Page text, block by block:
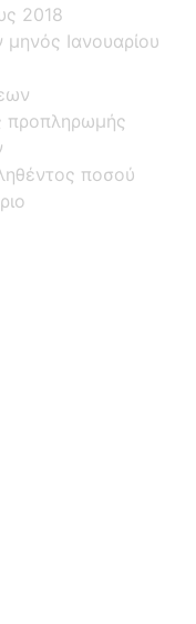
2018
Ιανουαρίου
προπληρωμής
ποσού